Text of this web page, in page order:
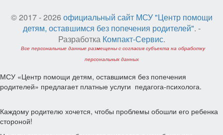
© 2017 - 2026 официальный сайт МСУ "Центр помощи
детям, оставшимся без попечения родителей". -
Разработка Компакт-Сервис.
Все персональные данные размещены с согласия субъекта на обработку
персональных данных
МСУ «Центр помощи детям, оставшимся без попечения
родителей» предлагает платные услуги педагога-психолога.
Каждому родителю хочется, чтобы проблемы обошли его ребенка
стороной!